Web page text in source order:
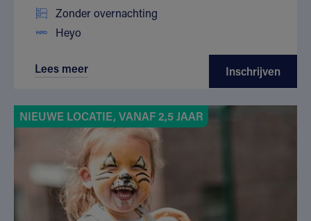
Zonder overnachting
Heyo
Lees meer Inschrijven
NIEUWE LOCATIE, VANAF 2,5 JAAR